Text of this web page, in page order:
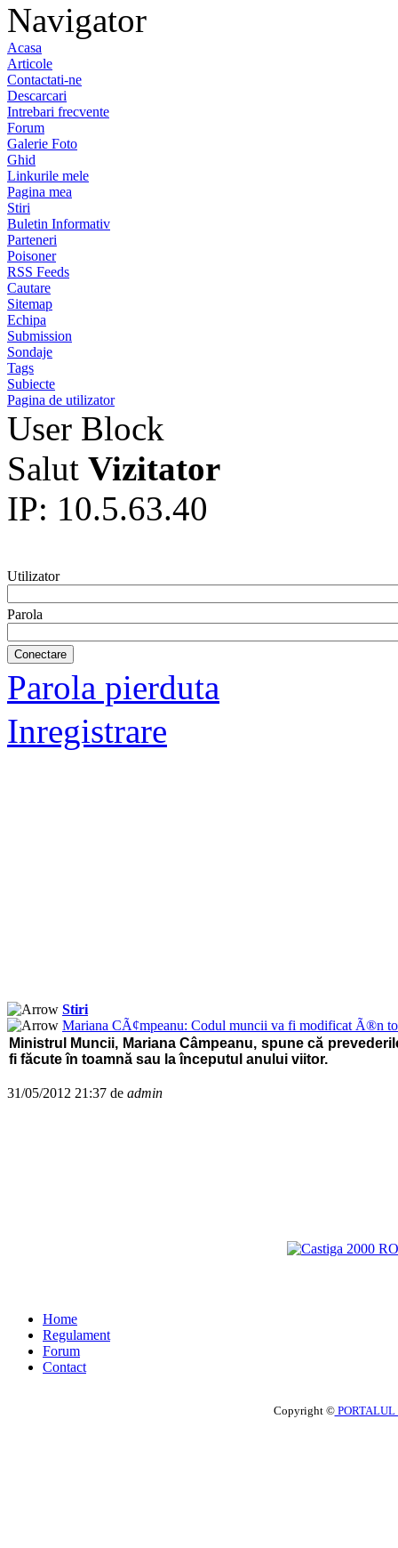
Navigator
Acasa
Articole
Contactati-ne
Descarcari
Intrebari frecvente
Forum
Galerie Foto
Ghid
Linkurile mele
Pagina mea
Stiri
Buletin Informativ
Parteneri
Poisoner
RSS Feeds
Cautare
Sitemap
Echipa
Submission
Sondaje
Tags
Subiecte
Pagina de utilizator
User Block
Salut Vizitator
IP: 10.5.63.40
Utilizator
Parola
Parola pierduta
Inregistrare
Stiri
Mariana CÃ¢mpeanu: Codul muncii va fi modificat Ã®n
Ministrul Muncii, Mariana Câmpeanu, spune că
fi făcute în toamnă sau la începutul anului viitor.
31/05/2012 21:37 de admin
Home
Regulament
Forum
Contact
Copyright ©PORTALUL